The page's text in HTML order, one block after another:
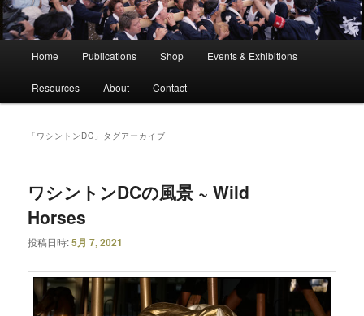
メ
Home Publications Shop Events & Exhibitions
Resources About Contact
「 ワシントンDC 」タグアーカイブ
ワシントンDCの風景 ~ Wild
Horses
投稿日時:5月 7, 2021